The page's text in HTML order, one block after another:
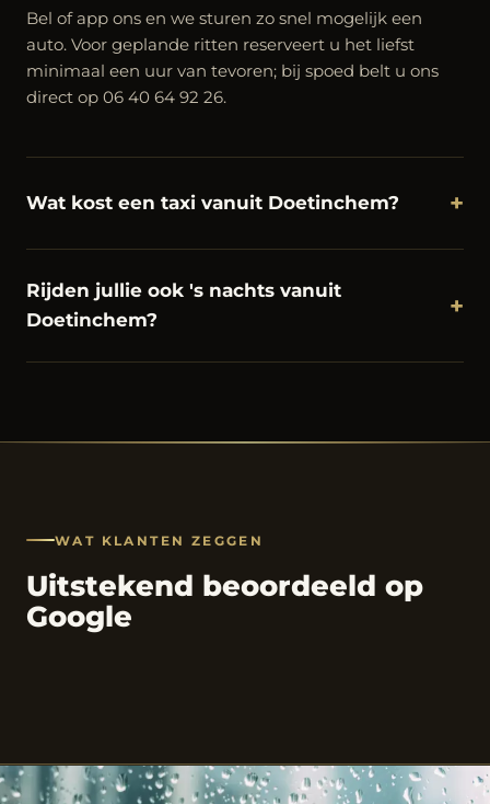
Bel of app ons en we sturen zo snel mogelijk een
auto. Voor geplande ritten reserveert u het liefst
minimaal een uur van tevoren; bij spoed belt u ons
direct op 06 40 64 92 26.
Wat kost een taxi vanuit Doetinchem? +
Rijden jullie ook 's nachts vanuit
Doetinchem?
+
WAT KLANTEN ZEGGEN
Uitstekend beoordeeld op
Google